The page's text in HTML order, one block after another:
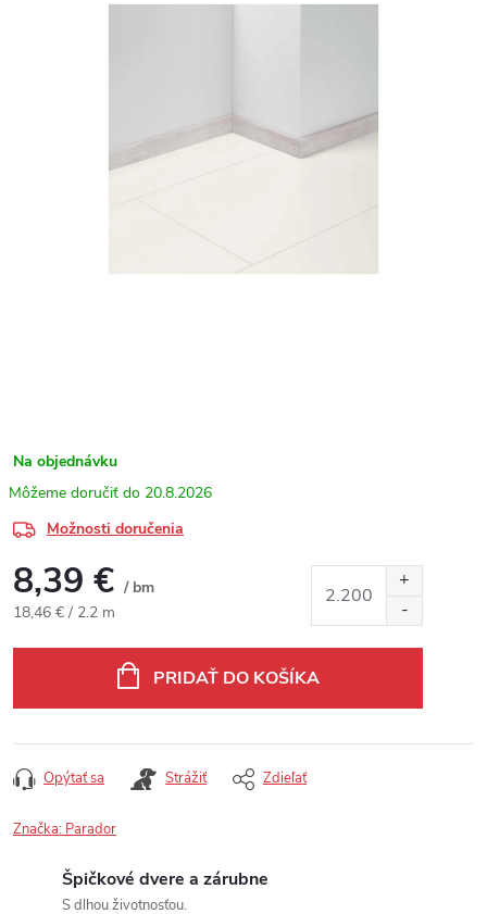
Na objednávku
20.8.2026
Možnosti doručenia
8,39 € / bm
Jednotková cena:
18,46 € / 2.2 m
PRIDAŤ DO KOŠÍKA
Opýtať sa Strážiť Zdieľať
Značka: Parador
Špičkové dvere a zárubne
S dlhou životnosťou.